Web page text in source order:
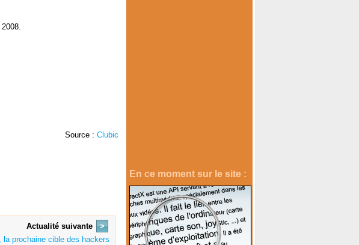
En ce moment sur le site :
Source :Clubic
Actualité suivante
>
la prochaine cible des hackers